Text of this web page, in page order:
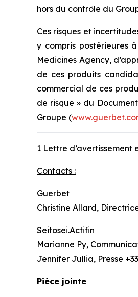
hors du contrôle du
Ces risques et
y compris postérieures
Medicines Agency,
de ces produits
commercial de ces
de risque » du
Groupe (
1 Lettre d’avertissement
Contacts :
Guerbet
Christine Allard,
Seitosei.Actifin
Marianne Py,
Jennifer Jullia, Presse
Pièce jointe